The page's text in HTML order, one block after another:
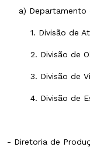
a) Departamento
1. Divisão de
2. Divisão de
3. Divisão de
4. Divisão de
- Diretoria de